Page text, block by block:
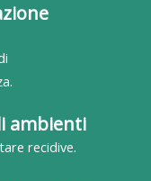
ambienti
recidive.